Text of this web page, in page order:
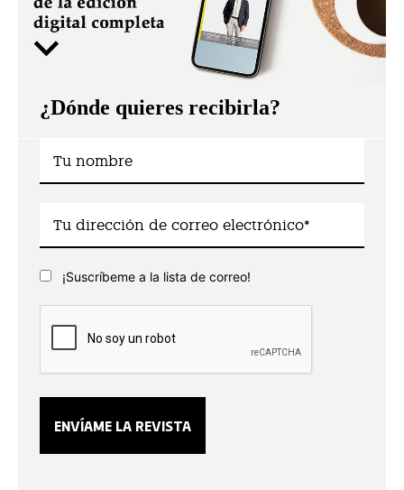
¿Dónde quieres recibirla?
¡Suscríbeme a la lista de correo!